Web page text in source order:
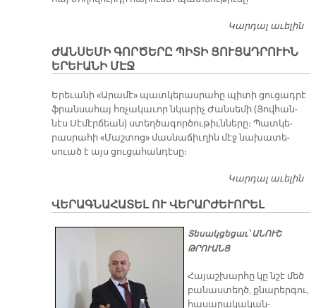
Կարդալ աւելին
ԺԱՆՍԵՄԻ ԳՈՐԾԵՐԸ ՊԻՏԻ ՑՈՒՑԱԴՐՈՒԻՆ
ԵՐԵՒԱՆԻ ՄԷՋ
Ե­րե­ւա­նի «Ա­րա­մէ» պատ­կե­րաս­րա­հը պի­տի ցու­ցադ­րէ
ֆրան­սա­հայ հռչա­կա­ւոր նկա­րիչ Ժան­սե­մի (Յով­հան­
նէս Սէ­մէր­ճեան) ստեղ­ծա­գոր­ծու­թիւն­նե­րը։ Պատ­կե­
րաս­րա­հի «Մաշ­տոց» մաս­նա­ճիւ­ղին մէջ նա­խա­տե­
սուած է այս ցու­ցա­հան­դէ­սը։
Կարդալ աւելին
ՎԵՐԱԳՆԱՀԱՏԵԼ ՈՒ ՎԵՐԱՐԺԵՒՈՐԵԼ
Տեսակցեցաւ՝ ԱՆՈՒՇ
ԹՐՈՒԱՆՑ
Հայաշխարհը կը նշէ մեծ
բանաստեղծ, քնարերգու,
հասարակական-